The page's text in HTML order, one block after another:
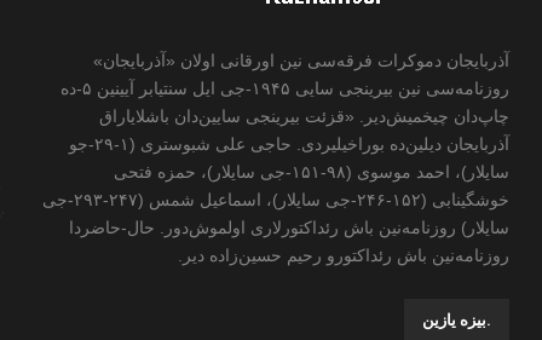
آذربایجان دموکرات فرقه‌سی نین اورقانی اولان «آذربایجان»
روزنامه‌سی نین بیرینجی سایی ۱۹۴۵-جی ایل سنتیابر آیینین ۵-ده
چاپ‌دان چیخمیش‌دیر. «قزئت بیرینجی سایین‌دان باشلایاراق
آذربایجان دیلین‌ده بوراخیلیردی. حاجی علی شبوستری (۱-۲۹-جو
سایلار)، احمد موسوی (۹۸-۱۵۱-جی سایلار)، حمزه فتحی
خوشگینابی (۱۵۲-۲۴۶-جی سایلار)، اسماعیل شمس (۲۴۷-۲۹۳-جی
سایلار) روزنامه‌نین باش رئداکتورلاری اولموش‌دور. حال-حاضردا
روزنامه‌نین باش رئداکتورو رحیم حسین‌زاده ‌دیر.
.بیزه یازین